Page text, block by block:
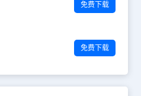
免费下载
免费下载